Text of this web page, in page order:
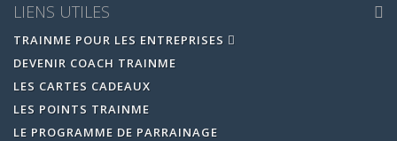
LIENS UTILES
TRAINME POUR LES ENTREPRISES
DEVENIR COACH TRAINME
LES CARTES CADEAUX
LES POINTS TRAINME
LE PROGRAMME DE PARRAINAGE